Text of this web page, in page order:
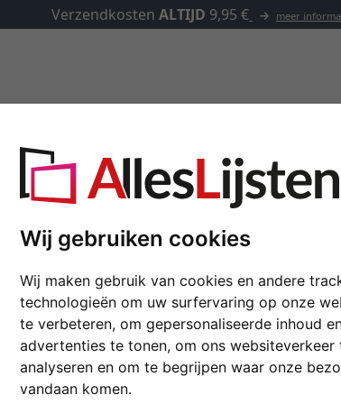
Wij gebruiken cookies
Wij maken gebruik van cookies en andere
technologieën om uw surfervaring op onze
te verbeteren, om gepersonaliseerde inhoud
advertenties te tonen, om ons websiteverkeer
analyseren en om te begrijpen waar onze
vandaan komen.
Houten kader
formaat
kleur